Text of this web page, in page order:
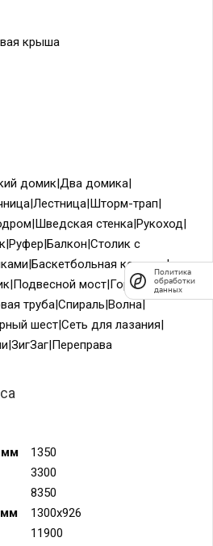
крыша
домик|Два домика|
трап|
стенка|Рукоход|
с
корзина|
мост|Горка|
труба|Спираль|Волна|
шест|Сеть для лазания|
мм
1350
3300
8350
мм
1300х926
11900
Политика
обработки
данных